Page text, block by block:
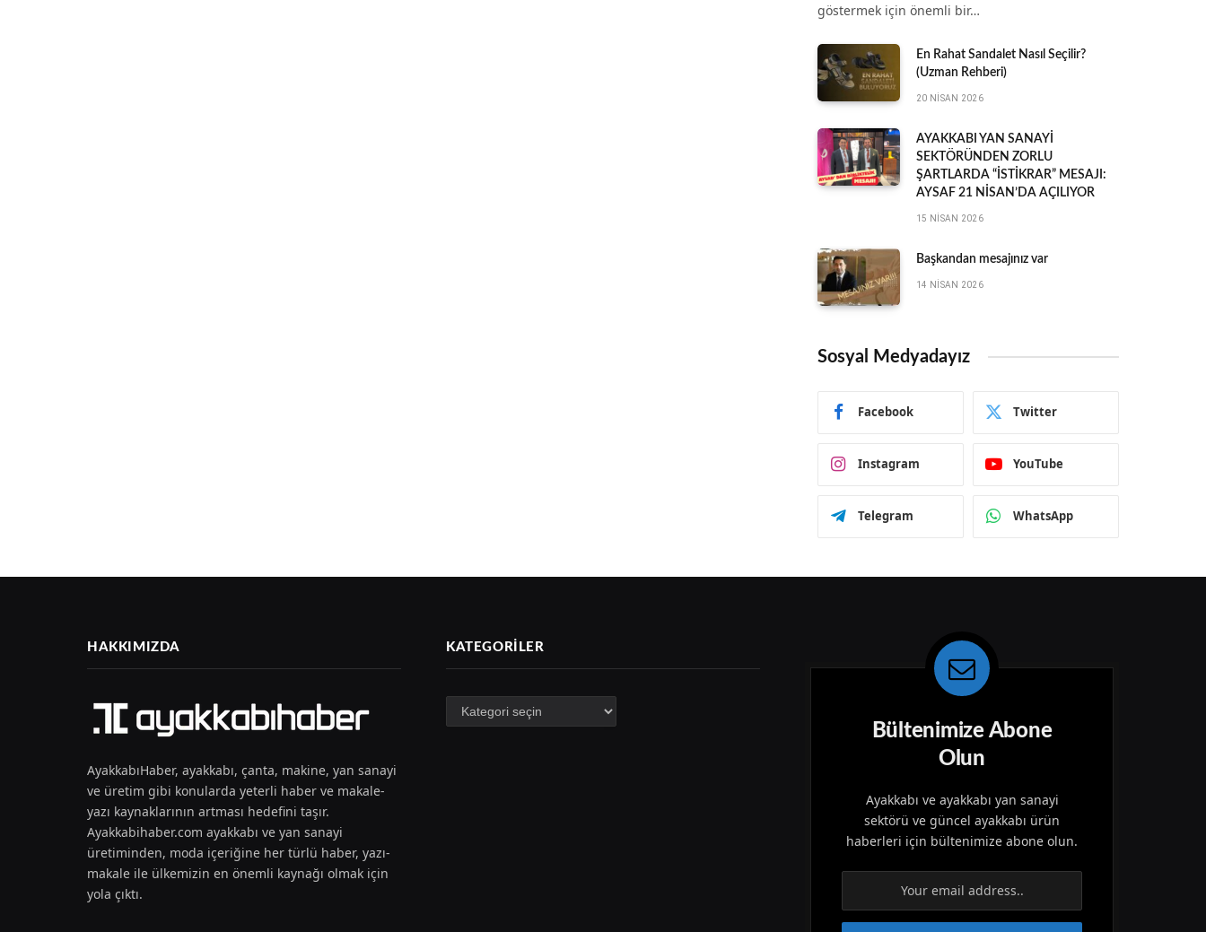
göstermek için önemli bir…
En Rahat Sandalet Nasıl Seçilir?
(Uzman Rehberi)
20 NISAN 2026
AYAKKABI YAN SANAYİ
SEKTÖRÜNDEN ZORLU
ŞARTLARDA “İSTİKRAR” MESAJI:
AYSAF 21 NİSAN’DA AÇILIYOR
15 NISAN 2026
Başkandan mesajınız var
14 NISAN 2026
Sosyal Medyadayız
Facebook Twitter
Instagram YouTube
Telegram WhatsApp
HAKKIMIZDA
AyakkabıHaber, ayakkabı, çanta, makine, yan sanayi
ve üretim gibi konularda yeterli haber ve makale-
yazı kaynaklarının artması hedefini taşır.
Ayakkabihaber.com ayakkabı ve yan sanayi
üretiminden, moda içeriğine her türlü haber, yazı-
makale ile ülkemizin en önemli kaynağı olmak için
yola çıktı.
KATEGORILER
Kategoriler
Bültenimize Abone
Olun
Ayakkabı ve ayakkabı yan sanayi
sektörü ve güncel ayakkabı ürün
haberleri için bültenimize abone olun.